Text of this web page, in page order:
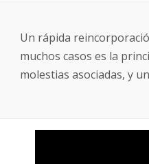
Un rápida
muchos casos es la
molestias asociadas, y